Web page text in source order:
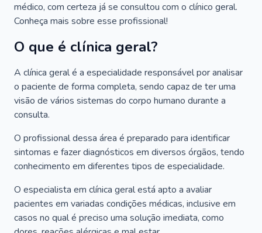
médico, com certeza já se consultou com o clínico geral.
Conheça mais sobre esse profissional!
O que é clínica geral?
A clínica geral é a especialidade responsável por analisar
o paciente de forma completa, sendo capaz de ter uma
visão de vários sistemas do corpo humano durante a
consulta.
O profissional dessa área é preparado para identificar
sintomas e fazer diagnósticos em diversos órgãos, tendo
conhecimento em diferentes tipos de especialidade.
O especialista em clínica geral está apto a avaliar
pacientes em variadas condições médicas, inclusive em
casos no qual é preciso uma solução imediata, como